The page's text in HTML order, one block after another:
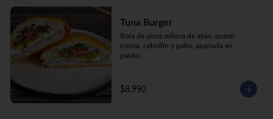
Tuna Burger
Bola de arroz rellena de atún, queso
crema, cebollín y palta, apanada en
panko.
$8.990